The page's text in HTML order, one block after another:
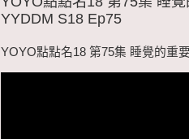
YYDDM S18 Ep75
YOYO點點名18 第75集 睡覺的重